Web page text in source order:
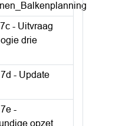
- Uitvraag
drie
- Update
-
opzet